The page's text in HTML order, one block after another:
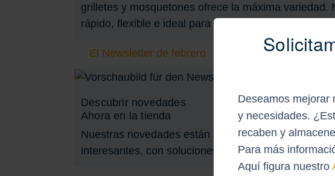
grilletes y mosquetones ofrece la máxima
rápido, flexible e ideal para barcos y aplicaciones al
El Newsletter de febrero
Descubrir novedades
Ahora en la tienda
Nuestras novedades están disponibles en la tienda
interesantes, con soluciones innovadoras, calidad
Deseamos mejorar
y necesidades.
recaben y
Para más
Aquí figura nuestro